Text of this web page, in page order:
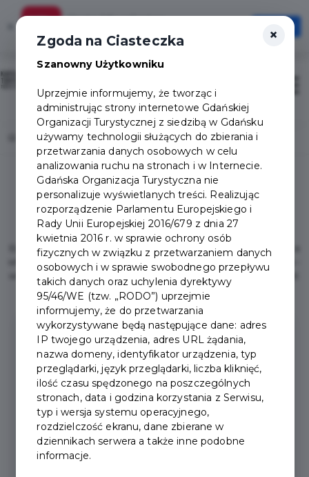
Szybciej, wygodniej, zawsze pod ręką
Otwórz
Sign in / Sign up
Home Price list
Explorer Package
Especially for you, we have selected activities that will interest a
whole family. Interactive exhibitions, fun and education centres -
with a Tourist Card you can be certain that kids won’t get bored.
EXPLORER PACKAGE
Standard
×
Zgoda na Ciasteczka
Szanowny Użytkowniku
Uprzejmie informujemy, że tworząc i
administrując strony internetowe Gdańskiej
Organizacji Turystycznej z siedzibą w Gdańsku
używamy technologii służących do zbierania i
przetwarzania danych osobowych w celu
analizowania ruchu na stronach i w Internecie.
Gdańska Organizacja Turystyczna nie
personalizuje wyświetlanych treści. Realizując
rozporządzenie Parlamentu Europejskiego i
Rady Unii Europejskiej 2016/679 z dnia 27
kwietnia 2016 r. w sprawie ochrony osób
fizycznych w związku z przetwarzaniem danych
osobowych i w sprawie swobodnego przepływu
takich danych oraz uchylenia dyrektywy
95/46/WE (tzw. „RODO”) uprzejmie
informujemy, że do przetwarzania
wykorzystywane będą następujące dane: adres
IP twojego urządzenia, adres URL żądania,
nazwa domeny, identyfikator urządzenia, typ
przeglądarki, język przeglądarki, liczba kliknięć,
ilość czasu spędzonego na poszczególnych
stronach, data i godzina korzystania z Serwisu,
typ i wersja systemu operacyjnego,
rozdzielczość ekranu, dane zbierane w
dziennikach serwera a także inne podobne
informacje.